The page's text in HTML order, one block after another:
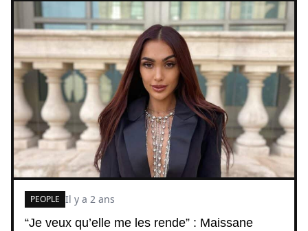
“Je veux qu’elle me les rende” : Maissane
PEOPLE Il y a 2 ans